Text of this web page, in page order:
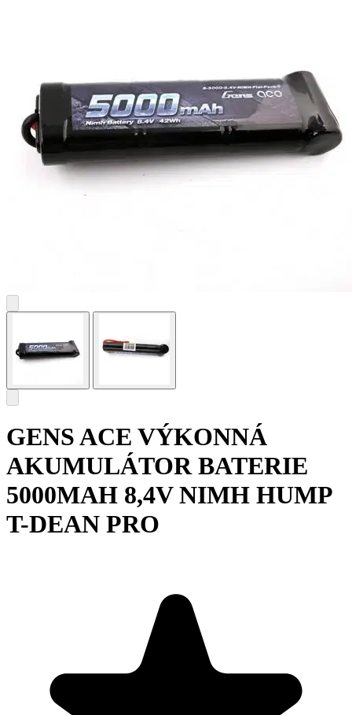
GENS ACE VÝKONNÁ
AKUMULÁTOR BATERIE
5000MAH 8,4V NIMH HUMP
T-DEAN PRO